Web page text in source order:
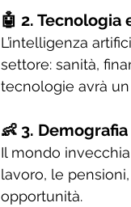
🤖 2.
L’intelligenza
settore: sanità,
tecnologie avrà
👶 3. Demografia
Il mondo
lavoro, le
opportunità.